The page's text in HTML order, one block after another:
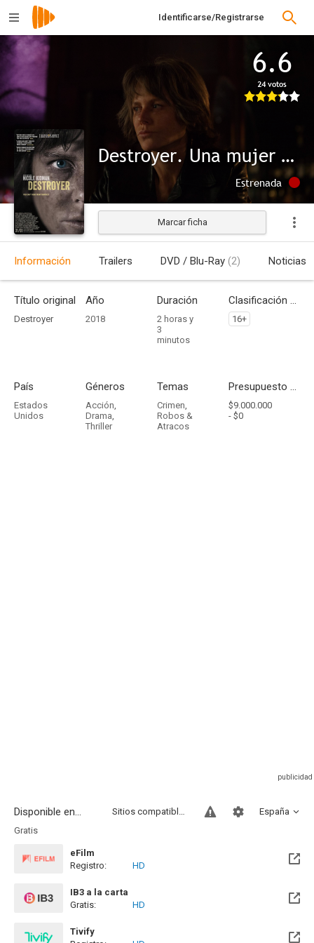
Identificarse/Registrarse
6.6
24 votos
Destroyer. Una mujer herida
Estrenada
Marcar ficha
Información Trailers DVD / Blu-Ray (2) Noticias
Título original
Destroyer
Año
2018
Duración
2 horas y
3
minutos
Clasificación por edades
16+
País
Estados
Unidos
Géneros
Acción,
Drama,
Thriller
Temas
Crimen,
Robos &
Atracos
Presupuesto - Ingresos
$9.000.000
- $0
Disponible en... España
Sitios compatibles
Gratis
eFilm
Registro:
HD
IB3 a la carta
Gratis:
HD
Tivify